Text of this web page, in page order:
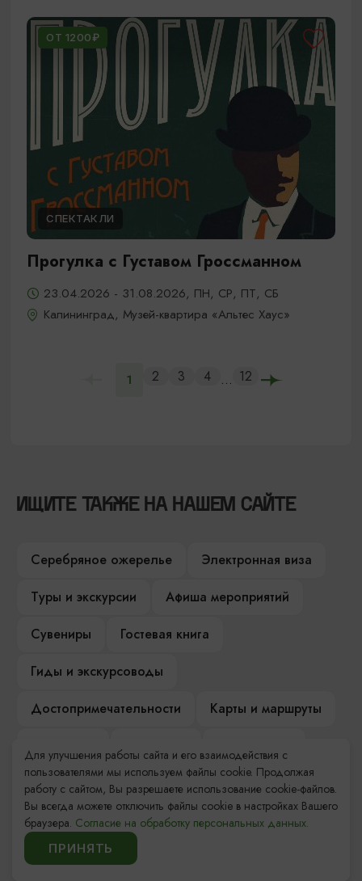
ОТ 1200₽
СПЕКТАКЛИ
Прогулка с Густавом Гроссманном
23.04.2026 - 31.08.2026, ПН, СР, ПТ, СБ
Калининград, Музей-квартира «Альтес Хаус»
1 2 3 4 ... 12
ИЩИТЕ ТАКЖЕ НА НАШЕМ САЙТЕ
Серебряное ожерелье
Электронная виза
Туры и экскурсии
Афиша мероприятий
Сувениры
Гостевая книга
Гиды и экскурсоводы
Достопримечательности
Карты и маршруты
Компас Балтийской кухни
Настоящий Калининградец
Музеи
Для улучшения работы сайта и его взаимодействия с
пользователями мы используем файлы cookie. Продолжая
работу с сайтом, Вы разрешаете использование cookie-файлов.
Вы всегда можете отключить файлы cookie в настройках Вашего
браузера. Согласие на обработку персональных данных.
ПРИНЯТЬ